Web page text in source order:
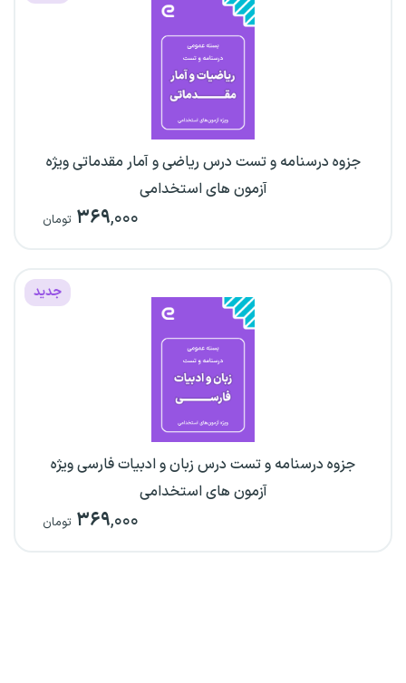
جزوه درسنامه و تست درس ریاضی و آمار مقدماتی ویژه
آزمون های استخدامی
۳۶۹,۰۰۰ تومان
جدید
جزوه درسنامه و تست درس زبان و ادبیات فارسی ویژه
آزمون های استخدامی
۳۶۹,۰۰۰ تومان